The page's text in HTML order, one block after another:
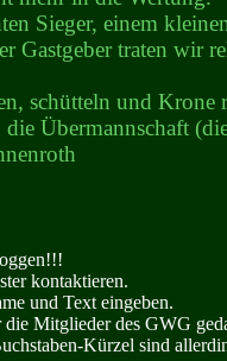
Sieger, einem
Gastgeber traten wir
schütteln und Krone
Übermannschaft
kontaktieren.
und Text eingeben.
Mitglieder des GWG
Kürzel sind